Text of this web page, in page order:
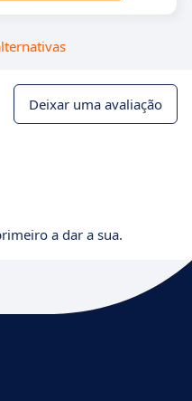
Deixar uma avaliação
a dar a sua.